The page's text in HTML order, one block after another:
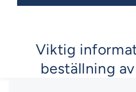
Viktig
beställning